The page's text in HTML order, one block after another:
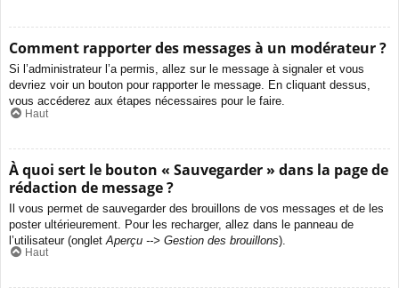
Comment rapporter des messages à un modérateur ?
Si l’administrateur l’a permis, allez sur le message à signaler et vous
devriez voir un bouton pour rapporter le message. En cliquant dessus,
vous accéderez aux étapes nécessaires pour le faire.
Haut
À quoi sert le bouton « Sauvegarder » dans la page de
rédaction de message ?
Il vous permet de sauvegarder des brouillons de vos messages et de les
poster ultérieurement. Pour les recharger, allez dans le panneau de
l’utilisateur (onglet Aperçu --> Gestion des brouillons).
Haut